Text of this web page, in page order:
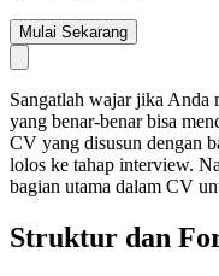
Mulai Sekarang
Sangatlah wajar jika Anda
yang benar-benar bisa
CV yang disusun dengan
lolos ke tahap interview.
bagian utama dalam CV
Struktur dan